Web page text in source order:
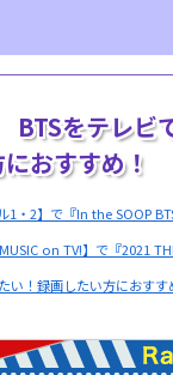
をテレビ
おすすめ！
・2】で『In the SOOP
on TV!】で『2021
い！録画したい方におすす